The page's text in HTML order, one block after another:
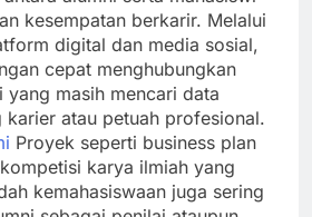
kesempatan berkarir. Melalui
digital dan media sosial,
cepat menghubungkan
yang masih mencari data
karier atau petuah profesional.
Proyek seperti business plan
karya ilmiah yang
kemahasiswaan juga sering